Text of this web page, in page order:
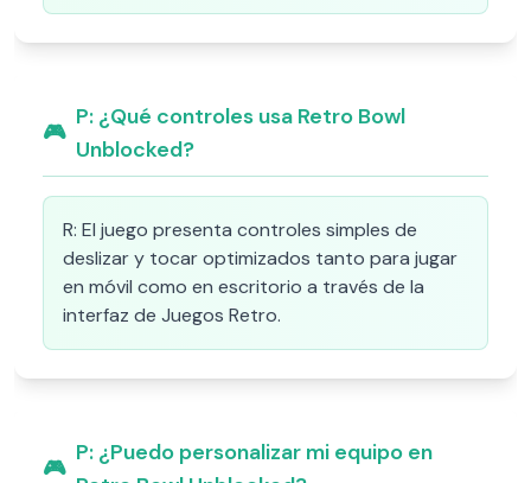
🎮
P: ¿Qué controles usa Retro Bowl
Unblocked?
R: El juego presenta controles simples de
deslizar y tocar optimizados tanto para jugar
en móvil como en escritorio a través de la
interfaz de Juegos Retro.
🎮
P: ¿Puedo personalizar mi equipo en